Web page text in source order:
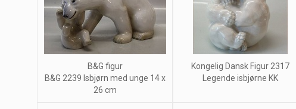
B&G figur
B&G 2239 Isbjørn med unge 14 x
26 cm
Kongelig Dansk Figur 2317
Legende isbjørne KK